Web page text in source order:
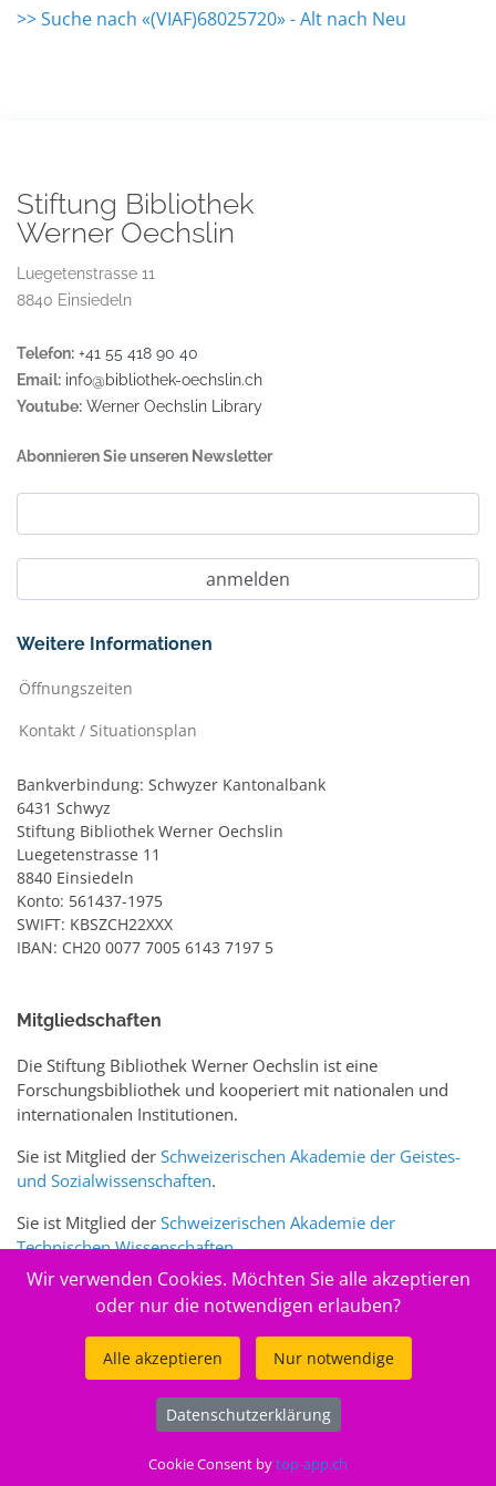
>> Suche nach «(VIAF)68025720» - Alt nach Neu
Stiftung Bibliothek
Werner Oechslin
Luegetenstrasse 11
8840 Einsiedeln
Telefon: +41 55 418 90 40
Email: info@bibliothek-oechslin.ch
Youtube: Werner Oechslin Library
Abonnieren Sie unseren Newsletter
Weitere Informationen
Öffnungszeiten
Kontakt / Situationsplan
Bankverbindung: Schwyzer Kantonalbank
6431 Schwyz
Stiftung Bibliothek Werner Oechslin
Luegetenstrasse 11
8840 Einsiedeln
Konto: 561437-1975
SWIFT: KBSZCH22XXX
IBAN: CH20 0077 7005 6143 7197 5
Mitgliedschaften
Die Stiftung Bibliothek Werner Oechslin ist eine
Forschungsbibliothek und kooperiert mit nationalen und
internationalen Institutionen.
Sie ist Mitglied der Schweizerischen Akademie der Geistes-
und Sozialwissenschaften.
Sie ist Mitglied der Schweizerischen Akademie der
Technischen Wissenschaften.
Sie ist zudem Mitglied des Schweizer Portalswww.sciences-
Stiftung Bibliothek Werner Oechslin
Wir verwenden Cookies. Möchten Sie alle akzeptieren
oder nur die notwendigen erlauben?
Alle akzeptieren Nur notwendige
Datenschutzerklärung
Cookie Consent bytop-app.ch